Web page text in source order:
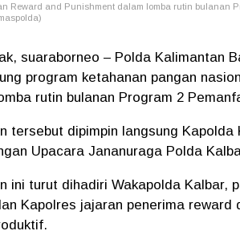
Reward and Punishment dalam lomba rutin bulanan
suaraborneo – Polda Kalimantan
program ketahanan pangan
rutin bulanan Program 2
tersebut dipimpin langsung
Upacara Jananuraga Polda
ini turut dihadiri Wakapolda Kalbar,
Kapolres jajaran penerima